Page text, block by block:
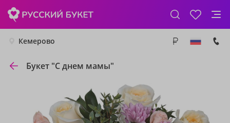
Кемерово
Букет "С днем мамы"